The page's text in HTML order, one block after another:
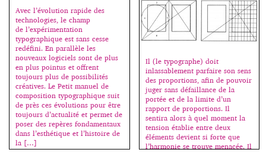
construites, qui s’appuient sur
les créations de caractères de la
Fonderie Commercial Type, […]
Avec l’évolution rapide des
technologies, le champ
de l’expérimentation
typographique est sans cesse
redéfini. En parallèle les
nouveaux logiciels sont de plus
en plus pointus et offrent
toujours plus de possibilités
créatives. Le Petit manuel de
composition typographique suit
de près ces évolutions pour être
toujours d’actualité et permet de
poser des repères fondamentaux
dans l’esthétique et l’histoire de
la […]
Il (le typographe) doit
inlassablement parfaire son sens
des proportions, afin de pouvoir
juger sans défaillance de la
portée et de la limite d’un
rapport de proportions. Il
sentira alors à quel moment la
tension établie entre deux
éléments devient si forte que
l’harmonie se trouve menacée. Il